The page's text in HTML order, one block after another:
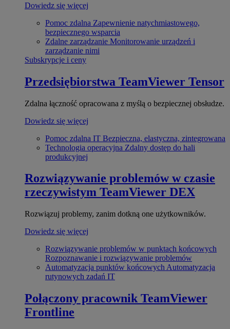
Dowiedz się więcej
Pomoc zdalna Zapewnienie natychmiastowego,
bezpiecznego wsparcia
Zdalne zarządzanie Monitorowanie urządzeń i
zarządzanie nimi
Subskrypcje i ceny
Przedsiębiorstwa TeamViewer Tensor
Zdalna łączność opracowana z myślą o bezpiecznej obsłudze.
Dowiedz się więcej
Pomoc zdalna IT Bezpieczna, elastyczna, zintegrowana
Technologia operacyjna Zdalny dostęp do hali
produkcyjnej
Rozwiązywanie problemów w czasie
rzeczywistym TeamViewer DEX
Rozwiązuj problemy, zanim dotkną one użytkowników.
Dowiedz się więcej
Rozwiązywanie problemów w punktach końcowych
Rozpoznawanie i rozwiązywanie problemów
Automatyzacja punktów końcowych Automatyzacja
rutynowych zadań IT
Połączony pracownik TeamViewer
Frontline